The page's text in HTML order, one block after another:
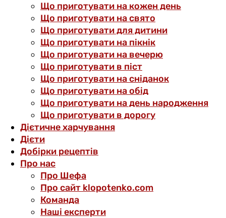
Що приготувати на кожен день
Що приготувати на свято
Що приготувати для дитини
Що приготувати на пікнік
Що приготувати на вечерю
Що приготувати в піст
Що приготувати на сніданок
Що приготувати на обід
Що приготувати на день народження
Що приготувати в дорогу
Дієтичне харчування
Дієти
Добірки рецептів
Про нас
Про Шефа
Про сайт klopotenko.com
Команда
Наші експерти